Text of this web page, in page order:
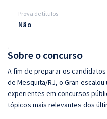
Sobre o concurso
A fim de preparar os
de Mesquita/RJ, o Gran
experientes em concursos
tópicos mais relevantes dos
Prova de títulos
Não